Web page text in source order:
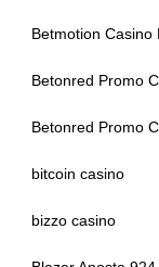
Betmotion Casino
Betonred Promo
Betonred Promo
bitcoin casino
bizzo casino